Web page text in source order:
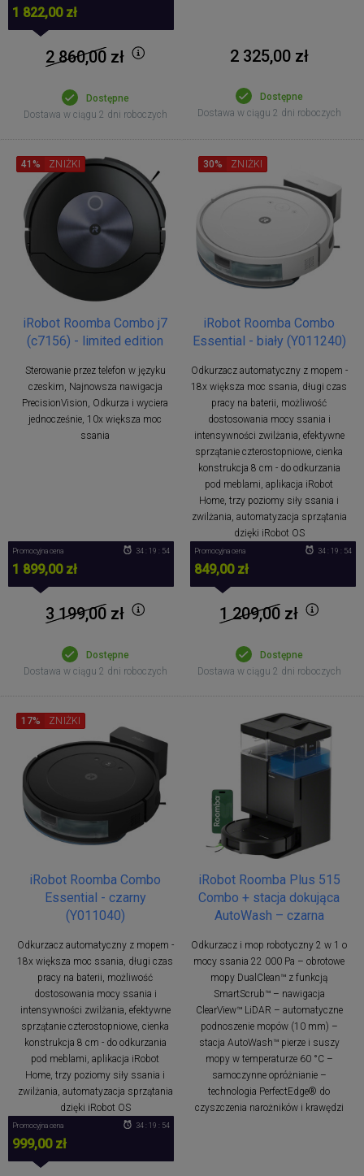
1 822,00 zł
2 860,00zł
Dostępne
Dostawa w ciągu 2 dni roboczych
2 325,00 zł
Dostępne
Dostawa w ciągu 2 dni roboczych
iRobot Roomba Combo j7
(c7156) - limited edition
Sterowanie przez telefon w języku
czeskim, Najnowsza nawigacja
PrecisionVision, Odkurza i wyciera
jednocześnie, 10x większa moc
ssania
41% ZNIŻKI
Promocyjna cena
1 899,00 zł
34 : 19 : 53
3 199,00zł
Dostępne
Dostawa w ciągu 2 dni roboczych
iRobot Roomba Combo
Essential - biały (Y011240)
Odkurzacz automatyczny z mopem -
18x większa moc ssania, długi czas
pracy na baterii, możliwość
dostosowania mocy ssania i
intensywności zwilżania, efektywne
sprzątanie czterostopniowe, cienka
konstrukcja 8 cm - do odkurzania
pod meblami, aplikacja iRobot
Home, trzy poziomy siły ssania i
zwilżania, automatyzacja sprzątania
dzięki iRobot OS
30% ZNIŻKI
Promocyjna cena
849,00 zł
34 : 19 : 53
1 209,00zł
Dostępne
Dostawa w ciągu 2 dni roboczych
iRobot Roomba Combo
Essential - czarny
(Y011040)
Odkurzacz automatyczny z mopem -
18x większa moc ssania, długi czas
pracy na baterii, możliwość
dostosowania mocy ssania i
intensywności zwilżania, efektywne
sprzątanie czterostopniowe, cienka
konstrukcja 8 cm - do odkurzania
pod meblami, aplikacja iRobot
Home, trzy poziomy siły ssania i
zwilżania, automatyzacja sprzątania
dzięki iRobot OS
17% ZNIŻKI
Promocyjna cena
999,00 zł
34 : 19 : 53
iRobot Roomba Plus 515
Combo + stacja dokująca
AutoWash – czarna
Odkurzacz i mop robotyczny 2 w 1 o
mocy ssania 22 000 Pa – obrotowe
mopy DualClean™ z funkcją
SmartScrub™ – nawigacja
ClearView™ LiDAR – automatyczne
podnoszenie mopów (10 mm) –
stacja AutoWash™ pierze i suszy
mopy w temperaturze 60 °C –
samoczynne opróżnianie –
technologia PerfectEdge® do
czyszczenia narożników i krawędzi